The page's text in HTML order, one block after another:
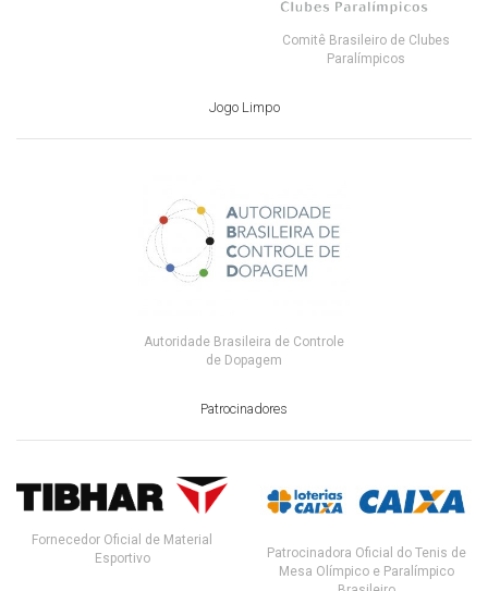
Comitê Brasileiro de Clubes
Paralímpicos
Jogo Limpo
Autoridade Brasileira de Controle
de Dopagem
Patrocinadores
Fornecedor Oficial de Material
Esportivo
Patrocinadora Oficial do Tenis de
Mesa Olímpico e Paralímpico